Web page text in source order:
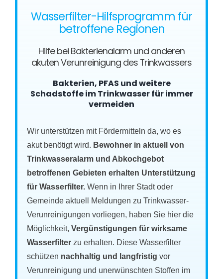
Wasserfilter-Hilfsprogramm für
betroffene Regionen
Hilfe bei Bakterienalarm und anderen
akuten Verunreinigung des Trinkwassers
Bakterien, PFAS und weitere
Schadstoffe im Trinkwasser für immer
vermeiden
Wir unterstützen mit Fördermitteln da, wo es
akut benötigt wird. Bewohner in aktuell von
Trinkwasseralarm und Abkochgebot
betroffenen Gebieten erhalten Unterstützung
für Wasserfilter.Wenn in Ihrer Stadt oder
Gemeinde aktuell Meldungen zu Trinkwasser-
Verunreinigungen vorliegen, haben Sie hier die
Möglichkeit,Vergünstigungen für wirksame
Wasserfilter zu erhalten. Diese Wasserfilter
schützen nachhaltig und langfristig vor
Verunreinigung und unerwünschten Stoffen im